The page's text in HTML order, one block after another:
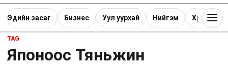
Эдийн засаг Бизнес Уул уурхай Нийгэм Хөрөнгө
TAG
Японоос Тяньжин